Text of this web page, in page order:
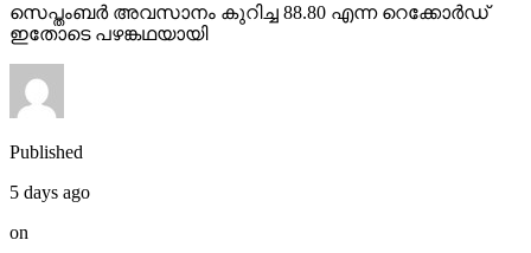
സെപ്തംബര്‍ അവസാനം കുറിച്ച 88.80 എന്ന റെക്കോര്‍ഡ്
ഇതോടെ പഴങ്കഥയായി
Published
5 days ago
on